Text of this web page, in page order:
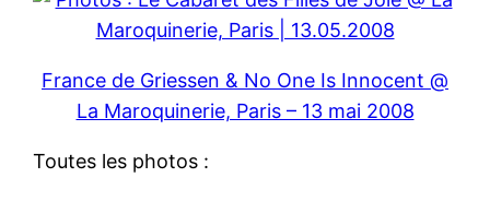
France de Griessen & No One Is Innocent @
La Maroquinerie, Paris – 13 mai 2008
Toutes les photos :